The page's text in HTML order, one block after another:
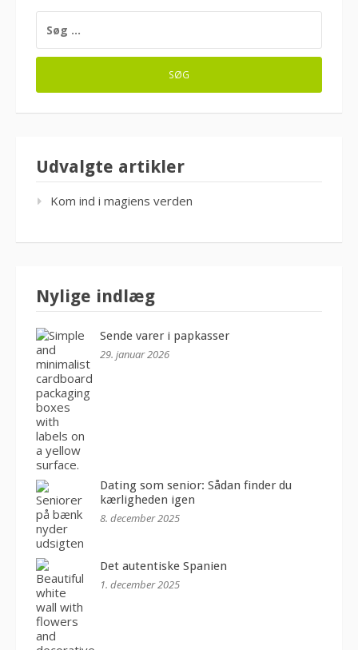
EFTER:
Udvalgte artikler
Kom ind i magiens verden
Nylige indlæg
Sende varer i papkasser
29. januar 2026
Dating som senior: Sådan finder du
kærligheden igen
8. december 2025
Det autentiske Spanien
1. december 2025